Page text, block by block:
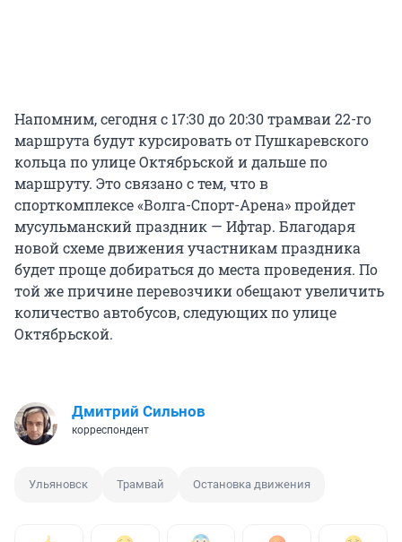
Напомним, сегодня с 17:30 до 20:30 трамваи 22-го
маршрута будут курсировать от Пушкаревского
кольца по улице Октябрьской и дальше по
маршруту. Это связано с тем, что в
спорткомплексе «Волга-Спорт-Арена» пройдет
мусульманский праздник — Ифтар. Благодаря
новой схеме движения участникам праздника
будет проще добираться до места проведения. По
той же причине перевозчики обещают увеличить
количество автобусов, следующих по улице
Октябрьской.
Дмитрий Сильнов
корреспондент
Ульяновск Трамвай Остановка движения